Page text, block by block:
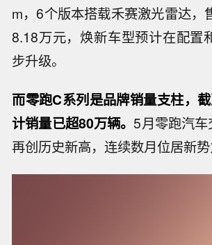
m，6个版本搭载禾赛激光雷达
8.18万元，焕新车型预计在配置
步升级。
而零跑C系列是品牌销量支柱，
计销量已超80万辆。5月零跑汽车
再创历史新高，连续数月位居新势